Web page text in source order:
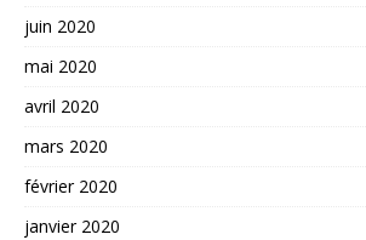
juin 2020
mai 2020
avril 2020
mars 2020
février 2020
janvier 2020